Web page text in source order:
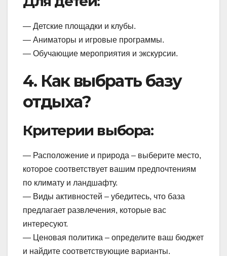
— Детские площадки и клубы.
— Аниматоры и игровые программы.
— Обучающие мероприятия и экскурсии.
4. Как выбрать базу
отдыха?
Критерии выбора:
— Расположение и природа – выберите место,
которое соответствует вашим предпочтениям
по климату и ландшафту.
— Виды активностей – убедитесь, что база
предлагает развлечения, которые вас
интересуют.
— Ценовая политика – определите ваш бюджет
и найдите соответствующие варианты.